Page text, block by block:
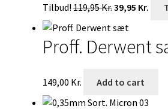
Tilbud!119,95Kr.
oprindelige
pris
var:
39,95 Kr.
er:
Proff. Derwent
149,00 Kr. Add to cart